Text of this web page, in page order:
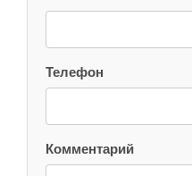
Телефон
Комментарий